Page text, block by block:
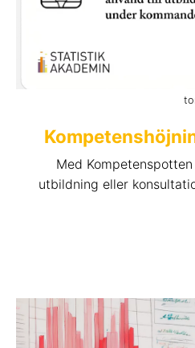
Med
utbildning eller